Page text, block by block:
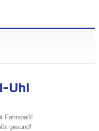
Fahrspaß!
gesund!